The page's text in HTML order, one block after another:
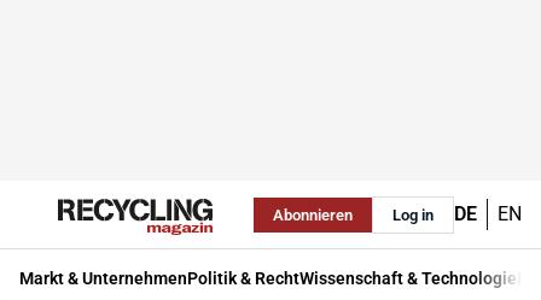
Abonnieren Log in DE EN
Markt & UnternehmenPolitik & RechtWissenschaft & Technologie